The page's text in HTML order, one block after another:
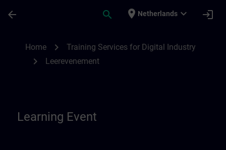
arrow_back search place Netherlands expand_more login
Home chevron_right Training Services for Digital Industry
chevron_right Leerevenement
Learning Event